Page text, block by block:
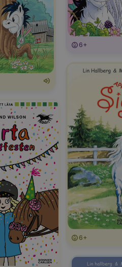
6+
6+